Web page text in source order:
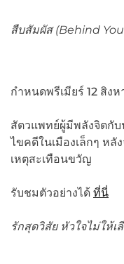
สืบสัมผัส (Behind
กำหนดพรีเมียร์ 12 สิงห
สัตวแพทย์ผู้มีพลังจิตกั
ไขคดีในเมืองเล็กๆ หลั
เหตุสะเทือนขวัญ
รับชมตัวอย่างได้ ที่นี่
รักสุดวิสัย หัวใจไม่ให้เ